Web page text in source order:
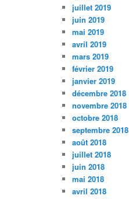
juillet 2019
juin 2019
mai 2019
avril 2019
mars 2019
février 2019
janvier 2019
décembre 2018
novembre 2018
octobre 2018
septembre 2018
août 2018
juillet 2018
juin 2018
mai 2018
avril 2018